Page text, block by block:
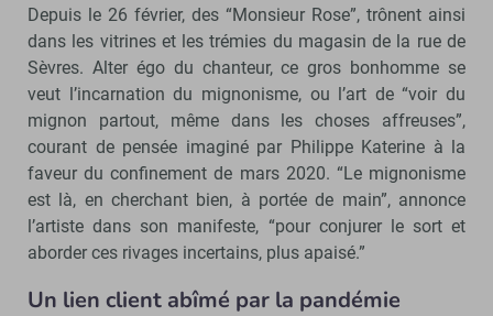
Depuis le 26 février, des “Monsieur Rose”, trônent ainsi
dans les vitrines et les trémies du magasin de la rue de
Sèvres. Alter égo du chanteur, ce gros bonhomme se
veut l’incarnation du mignonisme, ou l’art de “voir du
mignon partout, même dans les choses affreuses”,
courant de pensée imaginé par Philippe Katerine à la
faveur du confinement de mars 2020. “Le mignonisme
est là, en cherchant bien, à portée de main”, annonce
l’artiste dans son manifeste, “pour conjurer le sort et
aborder ces rivages incertains, plus apaisé.”
Un lien client abîmé par la pandémie